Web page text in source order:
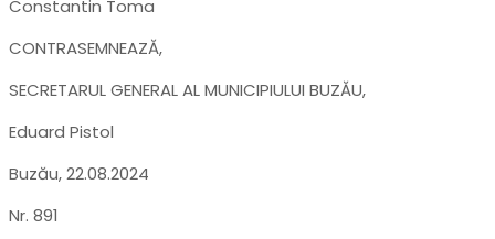
Constantin Toma
CONTRASEMNEAZĂ,
SECRETARUL GENERAL AL MUNICIPIULUI BUZĂU,
Eduard Pistol
Buzău, 22.08.2024
Nr. 891